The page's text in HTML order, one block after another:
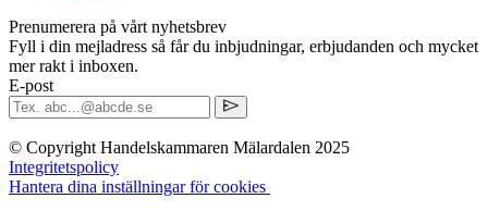
Prenumerera på vårt nyhetsbrev
Fyll i din mejladress så får du inbjudningar, erbjudanden och mycket
mer rakt i inboxen.
E-post
© Copyright Handelskammaren Mälardalen 2025
Integritetspolicy
Hantera dina inställningar för cookies